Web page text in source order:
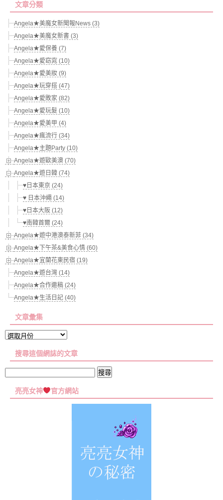
文章分類
Angela★美魔女新聞報News (3)
Angela★美魔女新書 (3)
Angela★愛保養 (7)
Angela★愛窈窕 (10)
Angela★愛美妝 (9)
Angela★玩穿搭 (47)
Angela★愛敗家 (82)
Angela★愛玩髮 (10)
Angela★愛美甲 (4)
Angela★瘋流行 (34)
Angela★主題Party (10)
Angela★遊歐美澳 (70)
Angela★遊日韓 (74)
♥日本東京 (24)
♥ 日本沖繩 (14)
♥日本大阪 (12)
♥南韓首爾 (24)
Angela★遊中港澳泰新菲 (34)
Angela★下午茶&美食心情 (60)
Angela★宜蘭花東民宿 (19)
Angela★遊台灣 (14)
Angela★合作邀稿 (24)
Angela★生活日記 (40)
文章彙集
文
彙
搜尋這個網誌的文章
關
亮亮女神 官方網站